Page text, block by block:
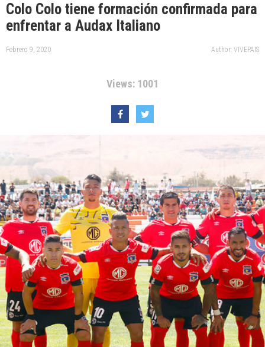
Colo Colo tiene formación confirmada para
enfrentar a Audax Italiano
Febrero 9, 2020 Author: VIVEPAIS
Views: 1001